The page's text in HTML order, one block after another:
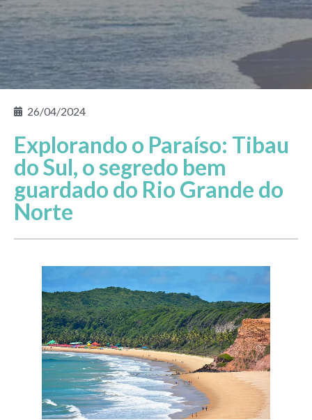
26/04/2024
Explorando o Paraíso: Tibau
do Sul, o segredo bem
guardado do Rio Grande do
Norte